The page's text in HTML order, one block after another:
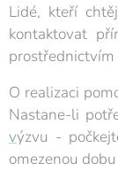
Lidé, kteří
kontaktovat
O realizaci
Nastane-li
výzvu -
omezenou